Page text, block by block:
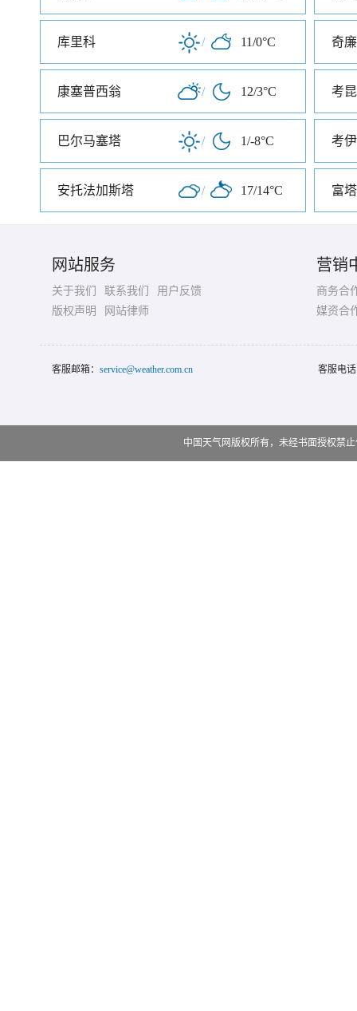
库里科 / 11/0°C 奇廉
康塞普西翁 / 12/3°C 考昆
巴尔马塞塔 / 1/-8°C 考
安托法加斯塔 / 17/14°C 富
网站服务
关于我们 联系我们
用户反馈
版权声明
网站律师
营销
商务合
媒资合
客服邮箱： service@weather.com.cn 客服电
中国天气网版权所有，未经书面授权